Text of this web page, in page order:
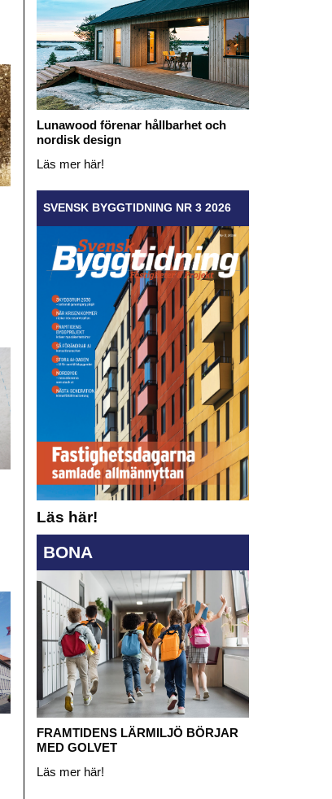
Lunawood förenar hållbarhet och
nordisk design
Läs mer här!
SVENSK BYGGTIDNING NR 3 2026
Läs här!
BONA
FRAMTIDENS LÄRMILJÖ BÖRJAR
MED GOLVET
Läs mer här!